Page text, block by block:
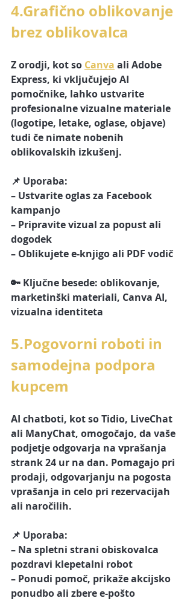
4.Grafično oblikovanje
brez oblikovalca
Z orodji, kot so Canva ali Adobe
Express, ki vključujejo AI
pomočnike, lahko ustvarite
profesionalne vizualne materiale
(logotipe, letake, oglase, objave)
tudi če nimate nobenih
oblikovalskih izkušenj.
📌 Uporaba:
– Ustvarite oglas za Facebook
kampanjo
– Pripravite vizual za popust ali
dogodek
– Oblikujete e-knjigo ali PDF vodič
🔑 Ključne besede: oblikovanje,
marketinški materiali, Canva AI,
vizualna identiteta
5.Pogovorni roboti in
samodejna podpora
kupcem
AI chatboti, kot so Tidio, LiveChat
ali ManyChat, omogočajo, da vaše
podjetje odgovarja na vprašanja
strank 24 ur na dan. Pomagajo pri
prodaji, odgovarjanju na pogosta
vprašanja in celo pri rezervacijah
ali naročilih.
📌 Uporaba:
– Na spletni strani obiskovalca
pozdravi klepetalni robot
– Ponudi pomoč, prikaže akcijsko
ponudbo ali zbere e-pošto